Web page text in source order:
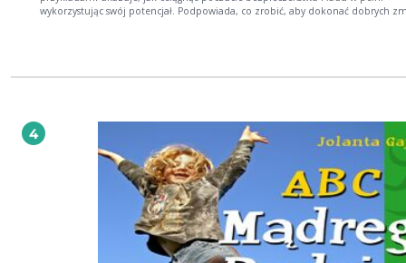
wykorzystując swój potencjał. Podpowiada, co zrobić, aby dokonać dobrych
rodzicielskich i ogólnospołecznych. To jedna z najbardziej popularnych,
przywództwu i skuteczności działania. W 1996 magazyn Time umieścił go na
najbardziej wpływowych ludzi Ameryki. W roku 1998 otrzymał
nagrodę pokojową Sikh 1998 International Man of Peace Award. Był ojcem
dziewięciorga dzieci oraz dziadkiem pięćdziesięciu jeden wnucząt. Dziesiątki
milionów osób korzystało z rad w niej zamieszczonych, aby całkowicie
życie, i ja jestem jednym z nich! Cytowałem i polecałem tę książkę znajomym,
współpracownikom, kontrahentom biznesowym i słuchaczom moich audycji
radiowych kilka razy w tygodniu od przeszło 20 lat! Jeśli chcesz odnieść sukces
musisz poznać tę książkę. ~ Dave Ramsey; autor bestsellerów New York Times,
od zarządzania pieniędzmi, osobowość radiowa. Ponad 50 milionów
egzemplarzy. Światowy bestseller!
4